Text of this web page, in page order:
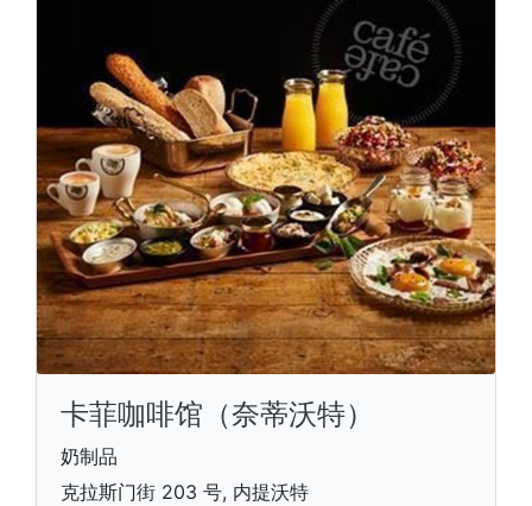
卡菲咖啡馆（奈蒂沃特）
奶制品
克拉斯门街 203 号, 内提沃特